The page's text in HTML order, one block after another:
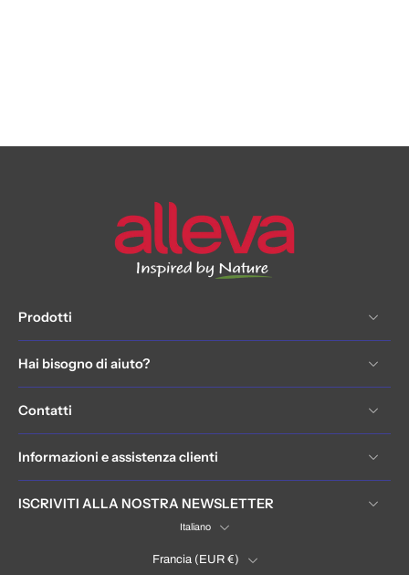
Prodotti
Hai bisogno di aiuto?
Contatti
Informazioni e assistenza clienti
ISCRIVITI ALLA NOSTRA NEWSLETTER
Italiano
Francia ‎(EUR €)‎